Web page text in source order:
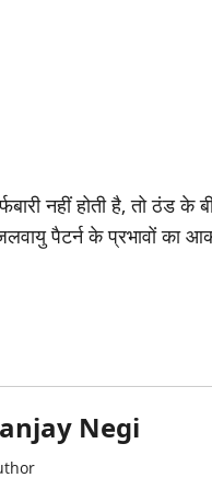
नहीं होती है, तो ठंड
पैटर्न के प्रभावों का
Negi